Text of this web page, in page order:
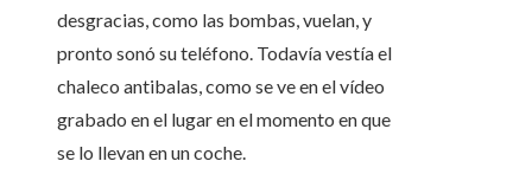
desgracias, como las bombas, vuelan, y
pronto sonó su teléfono. Todavía vestía el
chaleco antibalas, como se ve en el vídeo
grabado en el lugar en el momento en que
se lo llevan en un coche.